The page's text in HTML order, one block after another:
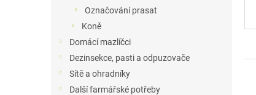
Označování prasat
Koně
Domácí mazlíčci
Dezinsekce, pasti a odpuzovače
Sítě a ohradníky
Další farmářské potřeby